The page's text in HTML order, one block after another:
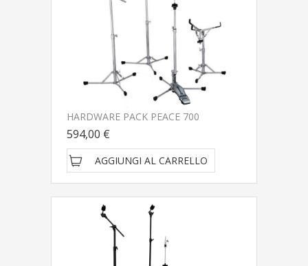
HARDWARE PACK PEACE 700
594,00 €
AGGIUNGI AL CARRELLO